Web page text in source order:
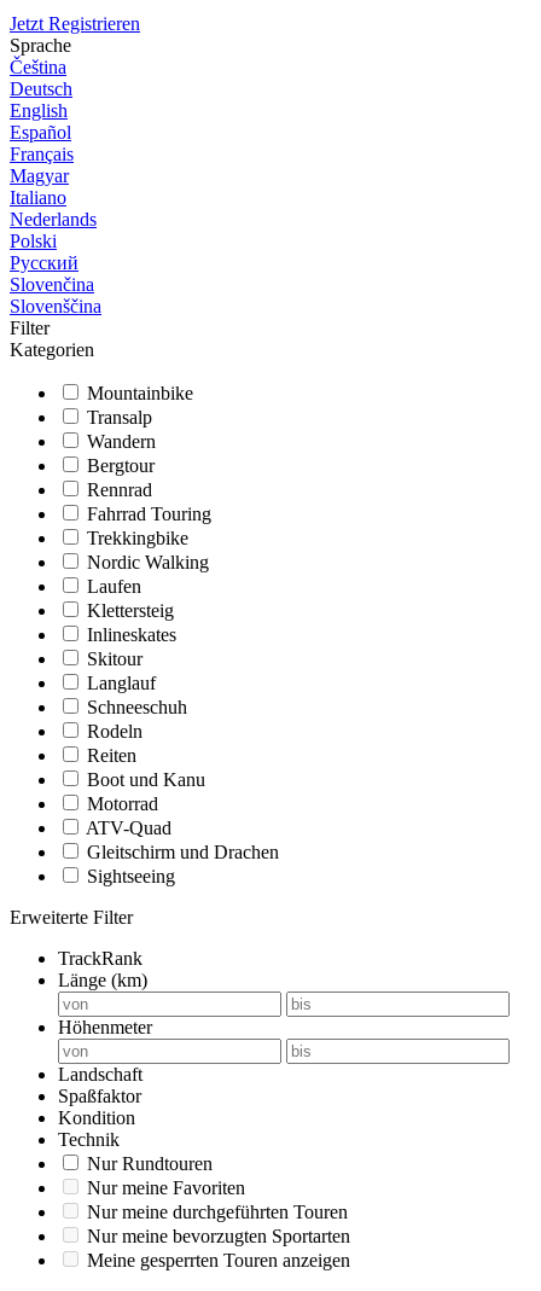
Jetzt Registrieren
Sprache
Čeština
Deutsch
English
Español
Français
Magyar
Italiano
Nederlands
Polski
Русский
Slovenčina
Slovenščina
Filter
Kategorien
Mountainbike
Transalp
Wandern
Bergtour
Rennrad
Fahrrad Touring
Trekkingbike
Nordic Walking
Laufen
Klettersteig
Inlineskates
Skitour
Langlauf
Schneeschuh
Rodeln
Reiten
Boot und Kanu
Motorrad
ATV-Quad
Gleitschirm und Drachen
Sightseeing
Erweiterte Filter
TrackRank
Länge (km)
Höhenmeter
Landschaft
Spaßfaktor
Kondition
Technik
Nur Rundtouren
Nur meine Favoriten
Nur meine durchgeführten Touren
Nur meine bevorzugten Sportarten
Meine gesperrten Touren anzeigen